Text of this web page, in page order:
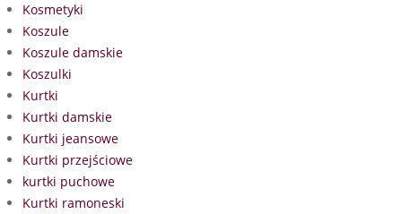
Kosmetyki
Koszule
Koszule damskie
Koszulki
Kurtki
Kurtki damskie
Kurtki jeansowe
Kurtki przejściowe
kurtki puchowe
Kurtki ramoneski